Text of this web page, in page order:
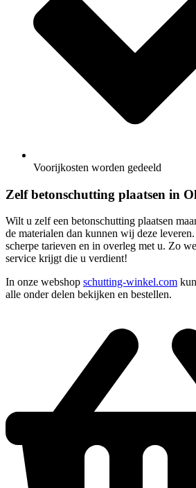
Voorijkosten worden gedeeld
Zelf betonschutting plaatsen in
Wilt u zelf een betonschutting plaatsen
de materialen dan kunnen wij deze
scherpe tarieven en in overleg met u. Zo
service krijgt die u verdient!
In onze webshop schutting-winkel.com
alle onder delen bekijken en bestellen.